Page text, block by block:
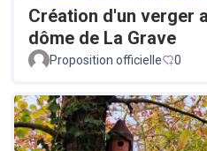
Création d'un verger
dôme de La Grave
Proposition officielle 0